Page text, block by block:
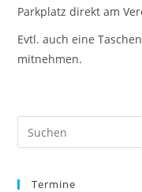
Parkplatz direkt am
Evtl. auch eine
mitnehmen.
Termine